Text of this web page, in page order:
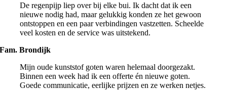
De regenpijp liep over bij elke bui. Ik dacht dat ik een
nieuwe nodig had, maar gelukkig konden ze het gewoon
ontstoppen en een paar verbindingen vastzetten. Scheelde
veel kosten en de service was uitstekend.
Fam. Brondijk
Mijn oude kunststof goten waren helemaal doorgezakt.
Binnen een week had ik een offerte én nieuwe goten.
Goede communicatie, eerlijke prijzen en ze werken netjes.